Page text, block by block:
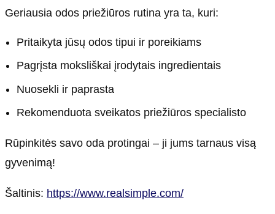
Geriausia odos priežiūros rutina yra ta, kuri:
Pritaikyta jūsų odos tipui ir poreikiams
Pagrįsta moksliškai įrodytais ingredientais
Nuosekli ir paprasta
Rekomenduota sveikatos priežiūros specialisto
Rūpinkitės savo oda protingai – ji jums tarnaus visą
gyvenimą!
Šaltinis: https://www.realsimple.com/